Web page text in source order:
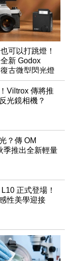
可以打跳燈！
新 Godox
古微型閃光燈
Viltrox 傳將推
光鏡相機？
？傳 OM
季推出全新輕量
正式登場！
性美學迎接